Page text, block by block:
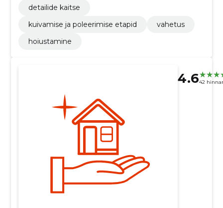
detailide kaitse
kuivamise ja poleerimise etapid
vahetus
hoiustamine
4.642